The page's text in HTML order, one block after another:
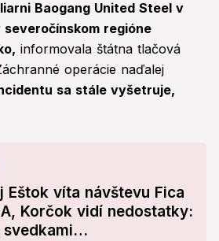
Baogang United Steel v
regióne
informovala štátna tlačová
operácie naďalej
sa stále vyšetruje,
Eštok víta návštevu Fica
Korčok vidí nedostatky:
svedkami